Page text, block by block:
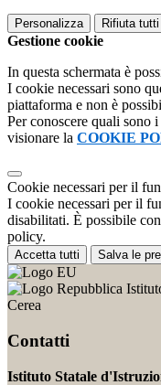
Personalizza Rifiuta tutti
Gestione cookie
In questa schermata è
I cookie necessari sono
piattaforma e non è
Per conoscere quali sono
visionare la COOKIE
Cookie necessari per il
I cookie necessari per il
disabilitati. È possibile
policy.
Accetta tutti Salva le
Cerea
Contatti
Istituto Statale